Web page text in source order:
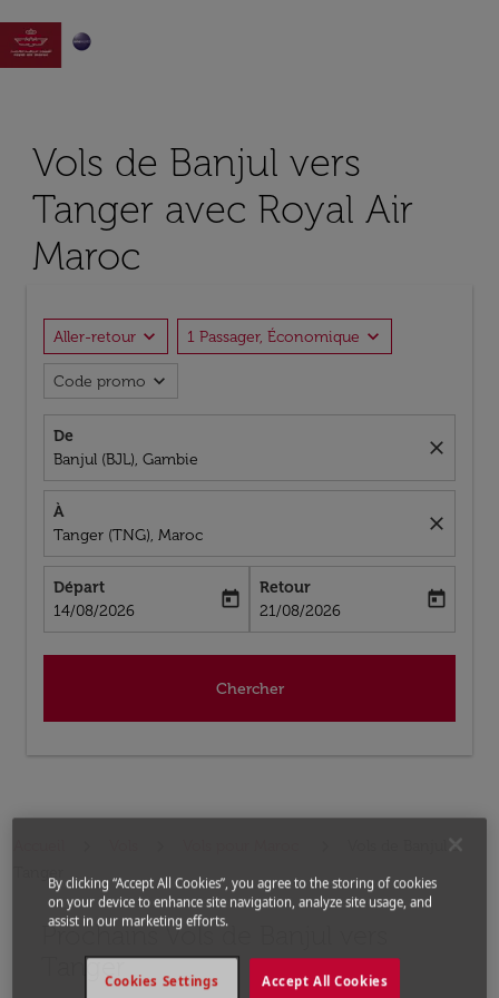

Vols de Banjul vers
Tanger avec Royal Air
Maroc
Aller-retour expand_more 1 Passager, Économique expand_more
Code promo expand_more
De
Banjul (BJL), Gambie
close
À
Tanger (TNG), Maroc
close
Départ
fc-booking-departure-date-aria-label
14/08/2026
today
Retour
fc-booking-return-date-aria-label
21/08/2026
today
Chercher
Vols de Banjul a
Prochains Vols de Banjul vers
Tanger
Aucun tarif trouvé pour les options populaires
By clicking “Accept All Cookies”, you agree to the storing of cookies
on your device to enhance site navigation, analyze site usage, and
assist in our marketing efforts.
Accept All Cookies
Cookies Settings